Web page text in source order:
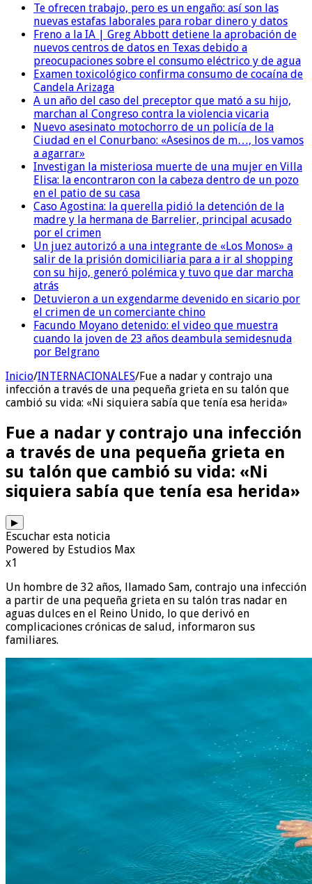
Te ofrecen trabajo, pero es un engaño: así son las
nuevas estafas laborales para robar dinero y datos
Freno a la IA | Greg Abbott detiene la aprobación de
nuevos centros de datos en Texas debido a
preocupaciones sobre el consumo eléctrico y de agua
Examen toxicológico confirma consumo de cocaína de
Candela Arizaga
A un año del caso del preceptor que mató a su hijo,
marchan al Congreso contra la violencia vicaria
Nuevo asesinato motochorro de un policía de la
Ciudad en el Conurbano: «Asesinos de m…, los vamos
a agarrar»
Investigan la misteriosa muerte de una mujer en Villa
Elisa: la encontraron con la cabeza dentro de un pozo
en el patio de su casa
Caso Agostina: la querella pidió la detención de la
madre y la hermana de Barrelier, principal acusado
por el crimen
Un juez autorizó a una integrante de «Los Monos» a
salir de la prisión domiciliaria para a ir al shopping
con su hijo, generó polémica y tuvo que dar marcha
atrás
Detuvieron a un exgendarme devenido en sicario por
el crimen de un comerciante chino
Facundo Moyano detenido: el video que muestra
cuando la joven de 23 años deambula semidesnuda
por Belgrano
Inicio/INTERNACIONALES/Fue a nadar y contrajo una
infección a través de una pequeña grieta en su talón que
cambió su vida: «Ni siquiera sabía que tenía esa herida»
Fue a nadar y contrajo una infección
a través de una pequeña grieta en
su talón que cambió su vida: «Ni
siquiera sabía que tenía esa herida»
▶
Escuchar esta noticia
Powered by Estudios Max
x1
Un hombre de 32 años, llamado Sam, contrajo una infección
a partir de una pequeña grieta en su talón tras nadar en
aguas dulces en el Reino Unido, lo que derivó en
complicaciones crónicas de salud, informaron sus
familiares.